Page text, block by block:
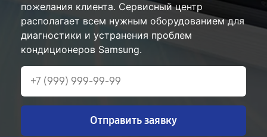
пожелания клиента. Сервисный центр
располагает всем нужным оборудованием для
диагностики и устранения проблем
кондиционеров Samsung.
Отправить заявку